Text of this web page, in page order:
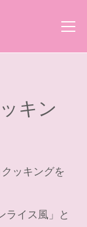
キン
ッキングを
ライス風」と